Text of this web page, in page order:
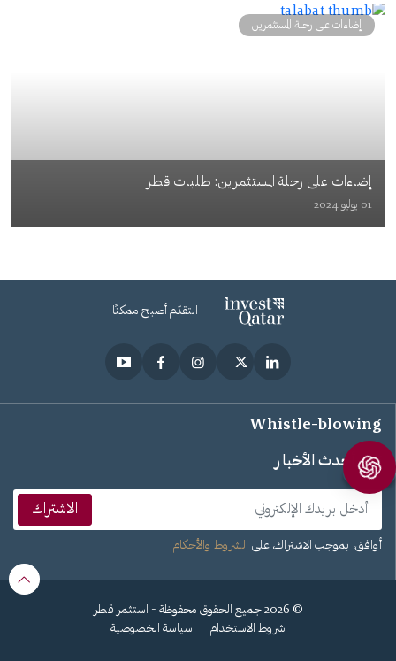
إضاءات على رحلة المستثمرين
إضاءات على رحلة المستثمرين: طلبات قطر
01 يوليو 2024
التقدّم أصبح ممكنًا
Whistle-blowing
تابع أحدث الأخبار
الاشتراك
أوافق، بموجب الاشتراك، على الشروط والأحكام
© 2026 جميع الحقوق محفوظة - استثمر قطر
شروط الاستخدام
سياسة الخصوصية